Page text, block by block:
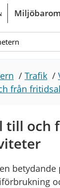
innehåll
/ Trafik /
från
till och
betydande